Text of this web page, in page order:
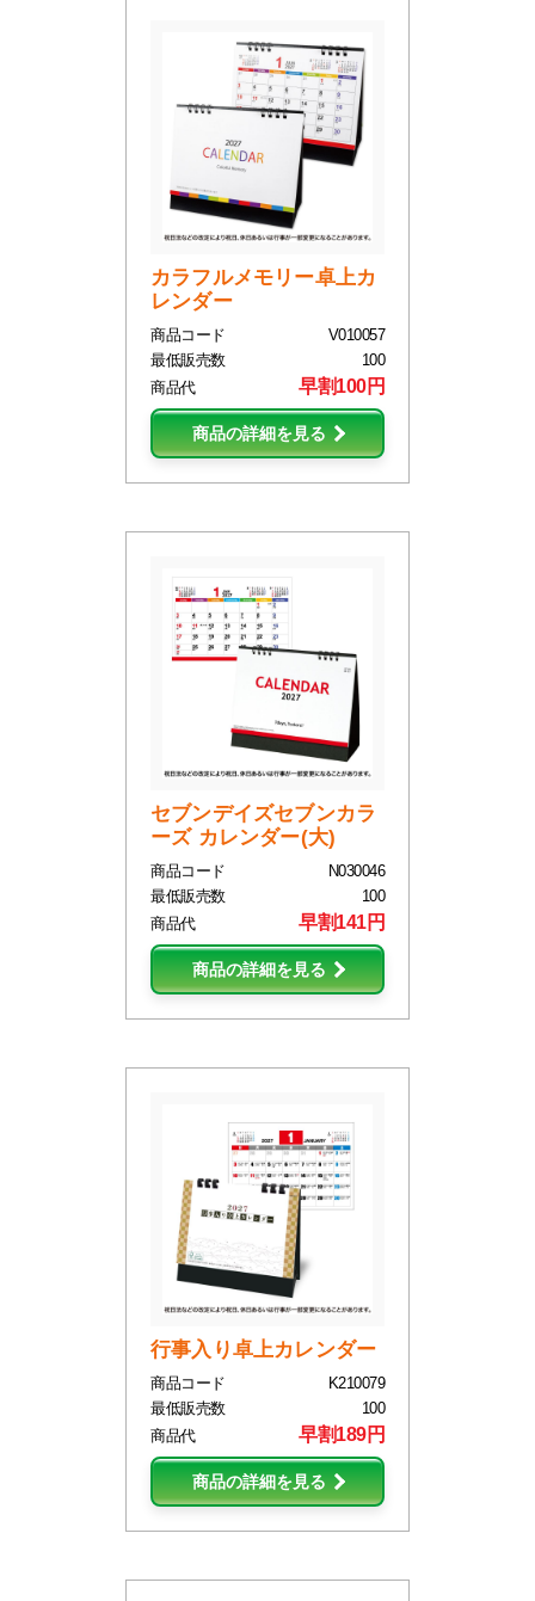
カラフルメモリー卓上カ
レンダー
商品コード
V010057
最低販売数
100
商品代
早割100円
商品の詳細を見る
セブンデイズセブンカラ
ーズ カレンダー(大)
商品コード
N030046
最低販売数
100
商品代
早割141円
商品の詳細を見る
行事入り卓上カレンダー
商品コード
K210079
最低販売数
100
商品代
早割189円
商品の詳細を見る